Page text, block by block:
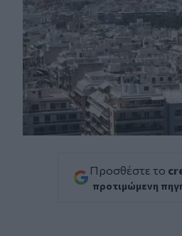
Προσθέστε το
προτιμώμενη